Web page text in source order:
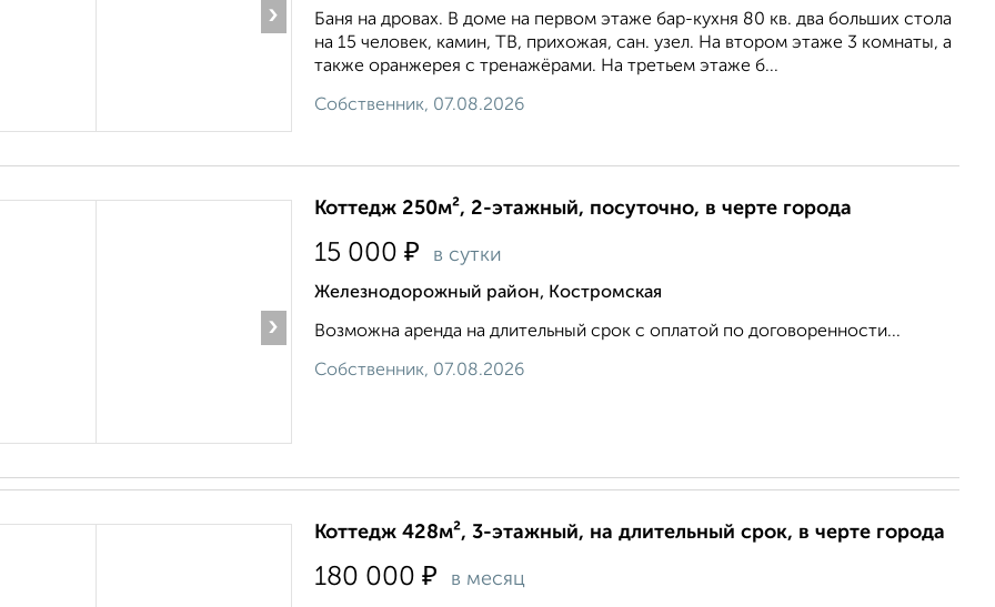
›
Баня на дровах. В доме на первом этаже бар-кухня 80 кв. два больших стола
на 15 человек, камин, ТВ, прихожая, сан. узел. На втором этаже 3 комнаты, а
также оранжерея с тренажёрами. На третьем этаже б...
Собственник, 07.08.2026
›
Коттедж 250м², 2-этажный, посуточно, в черте города
15 000 ₽ в сутки
Железнодорожный район, Костромская
Возможна аренда на длительный срок с оплатой по договоренности...
Собственник, 07.08.2026
Коттедж 428м², 3-этажный, на длительный срок, в черте города
180 000 ₽ в месяц